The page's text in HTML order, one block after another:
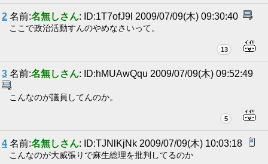
2 名前:名無しさん: ID:1T7ofJ9l 2009/07/09(木) 09:30:40
ここで政治活動すんのやめなさいって。
13
3 名前:名無しさん: ID:hMUAwQqu 2009/07/09(木) 09:52:49
こんなのが議員してんのか。
5
4 名前:名無しさん: ID:TJNlKjNk 2009/07/09(木) 10:03:18
こんなのが大威張りで麻生総理を批判してるのか